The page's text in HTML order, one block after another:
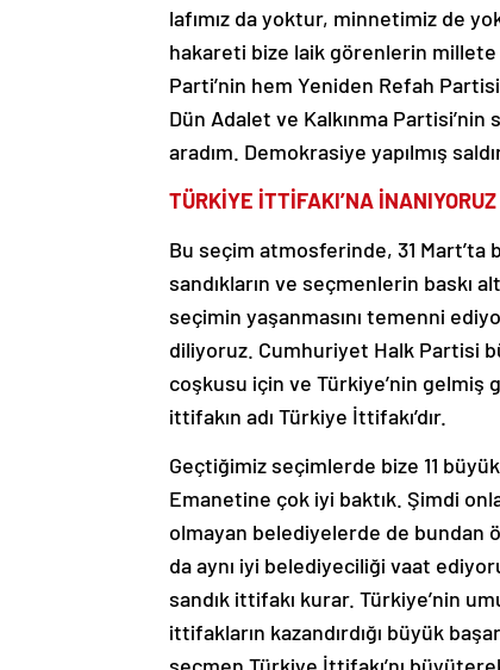
lafımız da yoktur, minnetimiz de
hakareti bize laik görenlerin millete
Parti’nin hem Yeniden Refah
Dün Adalet ve Kalkınma Partisi’nin
aradım. Demokrasiye yapılmış
TÜRKİYE İTTİFAKI’NA İNANIYORUZ
Bu seçim atmosferinde, 31
sandıkların ve seçmenlerin baskı
seçimin yaşanmasını temenni
diliyoruz. Cumhuriyet Halk Partisi
coşkusu için ve Türkiye’nin gelmiş
ittifakın adı Türkiye İttifakı’dır.
Geçtiğimiz seçimlerde bize 11
Emanetine çok iyi baktık. Şimdi
olmayan belediyelerde de bundan
da aynı iyi belediyeciliği vaat
sandık ittifakı kurar. Türkiye’nin
ittifakların kazandırdığı büyük